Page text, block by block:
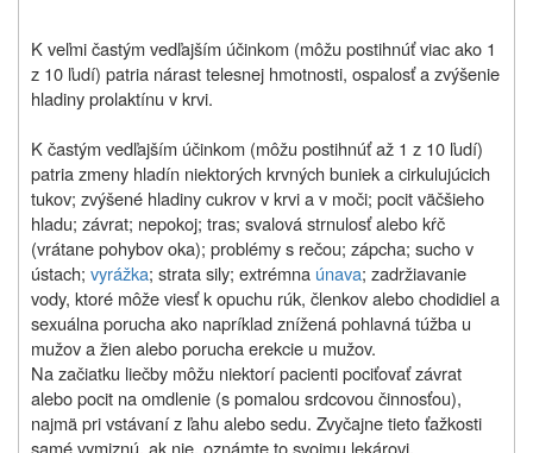
K veľmi častým vedľajším účinkom (môžu postihnúť viac ako 1
z 10 ľudí) patria nárast telesnej hmotnosti, ospalosť a zvýšenie
hladiny prolaktínu v krvi.
K častým vedľajším účinkom (môžu postihnúť až 1 z 10 ľudí)
patriazmeny hladín niektorých krvných buniek a cirkulujúcich
tukov; zvýšené hladiny cukrov v krvi a v moči; pocit väčšieho
hladu; závrat; nepokoj; tras; svalová strnulosť alebo kŕč
(vrátane pohybov oka); problémy s rečou; zápcha; sucho v
ústach; vyrážka; strata sily; extrémna únava; zadržiavanie
vody, ktoré môže viesť k opuchu rúk, členkov alebo chodidiel a
sexuálna porucha ako napríklad znížená pohlavná túžba u
mužov a žien alebo porucha erekcie u mužov.
Na začiatku liečby môžu niektorí pacienti pociťovať závrat
alebo pocit na omdlenie (s pomalou srdcovou činnosťou),
najmä pri vstávaní z ľahu alebo sedu. Zvyčajne tieto ťažkosti
samé vymiznú, ak nie, oznámte to svojmu lekárovi.